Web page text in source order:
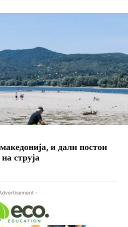
и дали постои
струја
-